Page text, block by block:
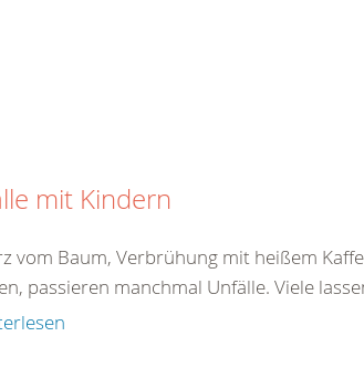
mit Kindern
vom Baum, Verbrühung mit heißem
passieren manchmal Unfälle. Viele